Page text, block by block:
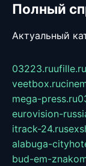
Полный
Актуальный
03223.ruufille.ru
veetbox.ru
mega-press.ru
eurovision-
itrack-24.ru
alabuga-
bud-em-